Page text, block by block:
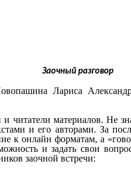
Заочный разговор
Лариса
читатели материалов. Не
и его авторами. За
к онлайн форматам, а
и задать свои
заочной встречи: